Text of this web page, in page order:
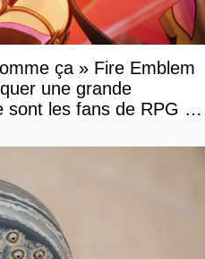
ça » Fire Emblem
une grande
les fans de RPG en